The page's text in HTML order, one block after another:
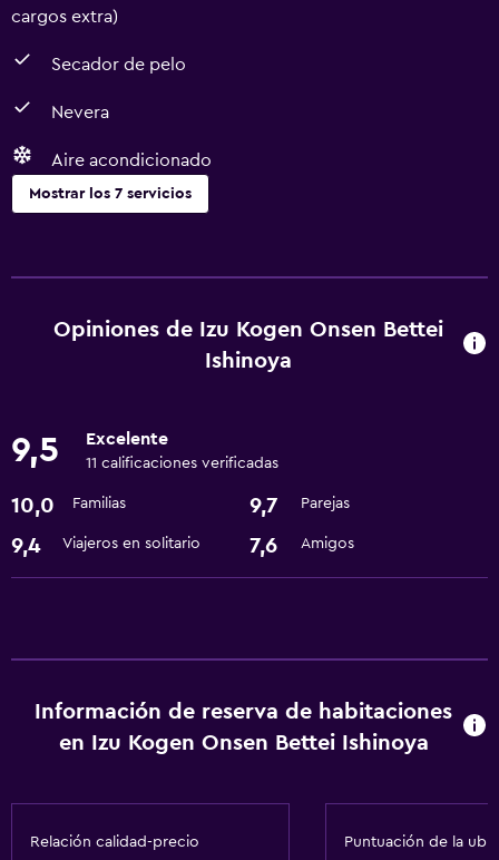
cargos extra)
Secador de pelo
Nevera
Aire acondicionado
Mostrar los 7 servicios
Wifi gratis
Aire acondicionado
Mascotas permitidas bajo consulta (pueden aplicar cargos
Baño
Secador de pelo
Servicios y facilidades
Opiniones de Izu Kogen Onsen Bettei
Ishinoya
9,5 Excelente
11 calificaciones verificadas
10,0 Familias 9,7 Parejas
9,4 Viajeros en solitario 7,6 Amigos
Información de reserva de habitaciones
en Izu Kogen Onsen Bettei Ishinoya
Relación calidad-precio Puntuación de la